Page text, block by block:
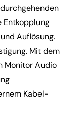
Entkopplung
Auflösung.
Mit dem
Monitor Audio
Kabel-